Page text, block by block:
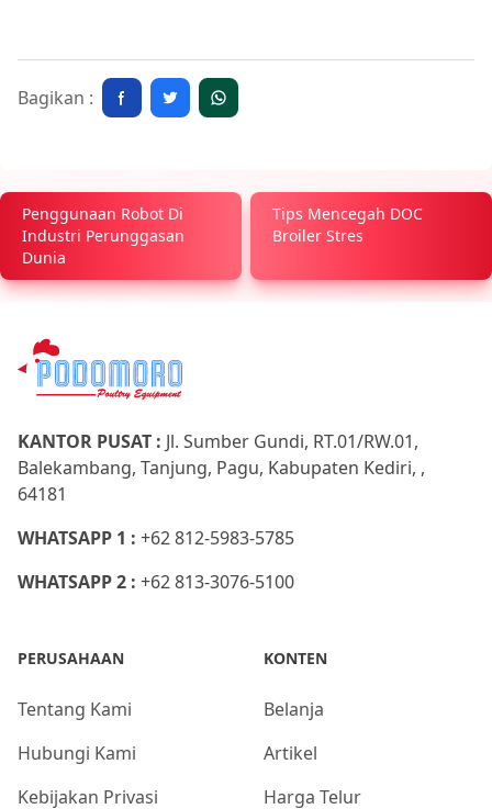
Bagikan :
Penggunaan Robot Di
Industri Perunggasan
Dunia
Tips Mencegah DOC
Broiler Stres
KANTOR PUSAT : Jl. Sumber Gundi, RT.01/RW.01,
Balekambang, Tanjung, Pagu, Kabupaten Kediri, ,
64181
WHATSAPP 1 : +62 812-5983-5785
WHATSAPP 2 : +62 813-3076-5100
PERUSAHAAN
Tentang Kami
Hubungi Kami
Kebijakan Privasi
KONTEN
Belanja
Artikel
Harga Telur